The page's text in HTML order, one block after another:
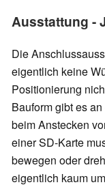
Ausstattung -
Die
eigentlich keine
Positionierung
Bauform gibt es
beim Anstecken
einer SD-Karte
bewegen oder
eigentlich kaum